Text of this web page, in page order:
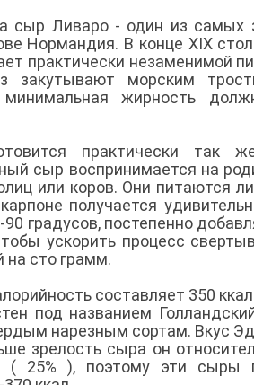
сыр Ливаро - один из самых
Нормандия. В конце ХІХ
практически незаменимой
закутывают морским
жирность
практически так
сыр воспринимается на
или коров. Они питаются
получается
градусов, постепенно
ускорить процесс
на сто грамм.
составляет 350
под названием
нарезным сортам. Вкус
зрелость сыра он
( 25% ), поэтому эти сыры